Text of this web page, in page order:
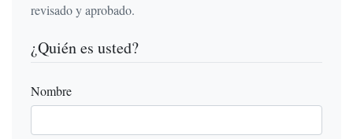
revisado y aprobado.
¿Quién es usted?
Nombre